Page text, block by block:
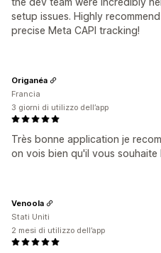
setup issues. Highly
precise Meta CAPI tracking!
Très bonne application je
on vois bien qu'il vous souhaite
Origanéa
Francia
3 giorni di utilizzo dell’app
Venoola
Stati Uniti
2 mesi di utilizzo dell’app